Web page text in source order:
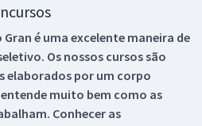
é uma excelente maneira de
Os nossos cursos são
por um corpo
muito bem como as
Conhecer as